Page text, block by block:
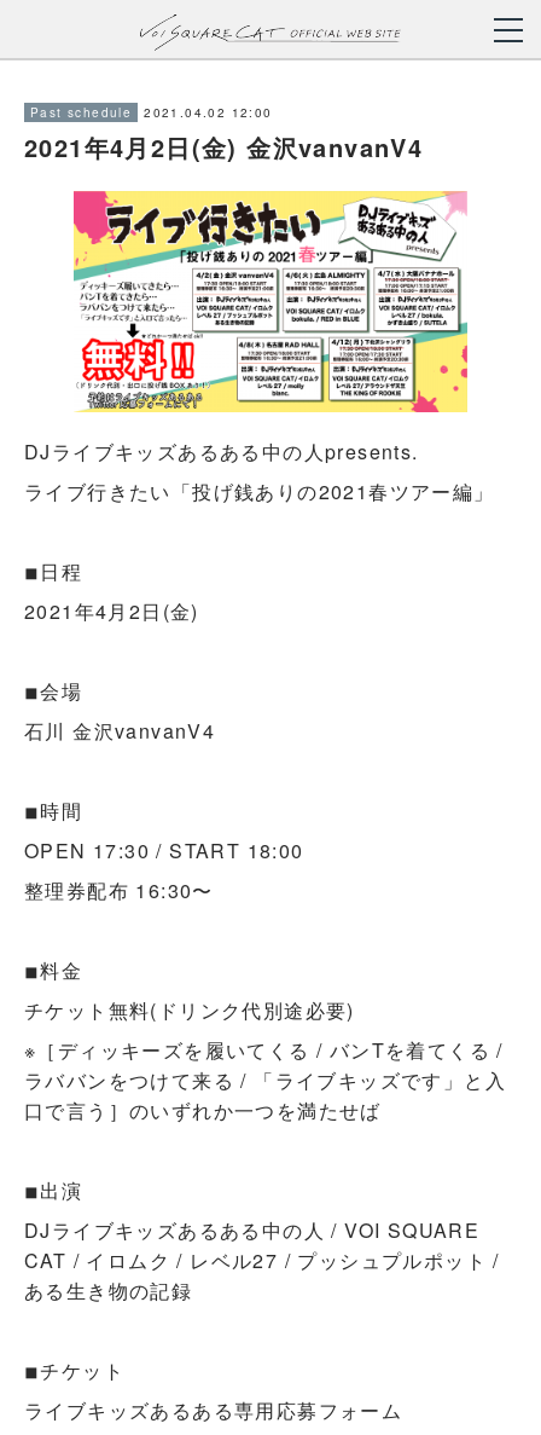
Past schedule 2021.04.02 12:00
2021年4月2日(金) 金沢vanvanV4
DJライブキッズあるある中の人presents.
ライブ行きたい「投げ銭ありの2021春ツアー編」
◾︎日程
2021年4月2日(金)
◾︎会場
石川 金沢vanvanV4
◾︎時間
OPEN 17:30 / START 18:00
整理券配布 16:30〜
◾︎料金
チケット無料(ドリンク代別途必要)
※［ディッキーズを履いてくる / バンTを着てくる /
ラババンをつけて来る / 「ライブキッズです」と入
口で言う］のいずれか一つを満たせば
◾︎出演
DJライブキッズあるある中の人 / VOI SQUARE
CAT / イロムク / レベル27 / プッシュプルポット /
ある生き物の記録
◾︎チケット
ライブキッズあるある専用応募フォーム